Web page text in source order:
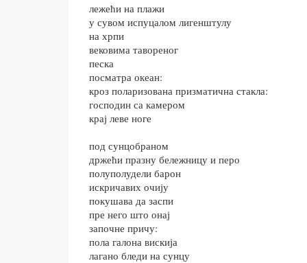
лежећи на плажи
у сувом испуцалом лигенштулу
на хрпи
вековима тавореног
песка
посматра океан:
кроз поларизована призматична стакла:
господин са камером
крај леве ноге
под сунцобраном
држећи празну бележницу и перо
полуполудели барон
искричавих очију
покушава да заспи
пре него што онај
започне причу:
пола галона вискија
лагано бледи на сунцу